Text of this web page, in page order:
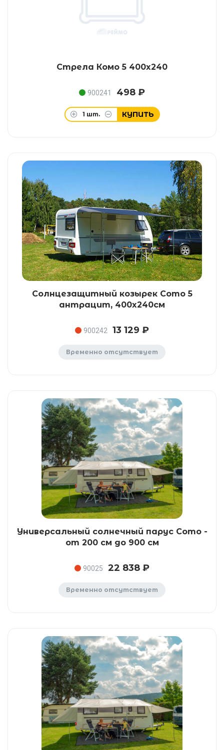
Стрела Комо 5 400x240
900241 498 ₽
1 шт. КУПИТЬ
Солнцезащитный козырек Como 5
антрацит, 400x240см
900242 13 129 ₽
Временно отсутствует
Универсальный солнечный парус Como -
от 200 см до 900 см
90025 22 838 ₽
Временно отсутствует